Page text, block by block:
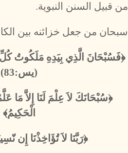
من قبيل السنن النبوية.
سبحان من جعل خزائنه بين
﴿فَسُبْحَانَ الَّذِي بِيَدِهِ مَلَكُوتُ
(يس:83)
﴿سُبْحَانَكَ لاَ عِلْمَ لَنَا إِلاَّ مَا
الْحَكِيمُ﴾
﴿رَبَّنَا لاَ تُؤَاخِذْنَا إِن